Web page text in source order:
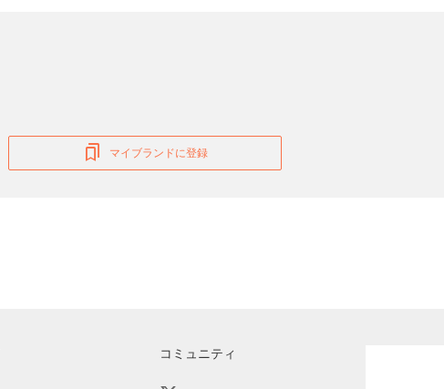
マイブランドに登録
コミュニティ